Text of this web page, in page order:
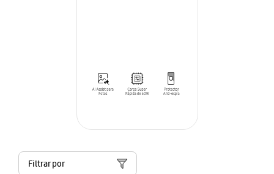
Filtrar por